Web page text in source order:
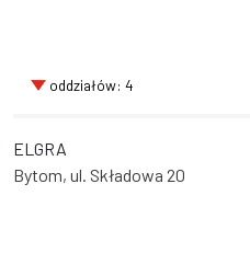
oddziałów: 4
ELGRA
Bytom, ul. Składowa 20